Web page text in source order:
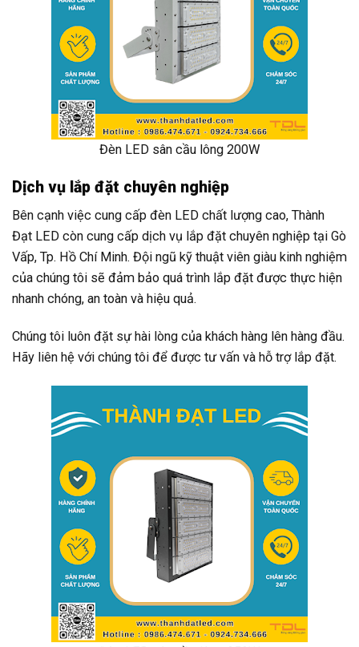
Đèn LED sân cầu lông 200W
Dịch vụ lắp đặt chuyên nghiệp
Bên cạnh việc cung cấp đèn LED chất lượng cao, Thành
Đạt LED còn cung cấp dịch vụ lắp đặt chuyên nghiệp tại Gò
Vấp, Tp. Hồ Chí Minh. Đội ngũ kỹ thuật viên giàu kinh nghiệm
của chúng tôi sẽ đảm bảo quá trình lắp đặt được thực hiện
nhanh chóng, an toàn và hiệu quả.
Chúng tôi luôn đặt sự hài lòng của khách hàng lên hàng đầu.
Hãy liên hệ với chúng tôi để được tư vấn và hỗ trợ lắp đặt.